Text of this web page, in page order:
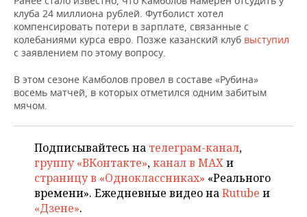
ВОЛЕЙБОЛ
КИБЕРСПОРТ
ФИГУРНОЕ КАТАНИЕ
ВОДНЫЕ ВИДЫ СПОРТА
ХОККЕЙ С МЯЧОМ
ИСТОРИЯ
КУЛЬТУРА
МЕДИЦИНА
ОБРАЗОВАНИЕ
ПРОИСШЕСТВИЯ
СПИСОК ПЕРСОН
СПИСОК КОМПАНИЙ
ПОЛНАЯ ВЕРСИЯ
клуба 24 миллиона рублей. Футболист хотел
компенсировать потери в зарплате, связанные с
колебаниями курса евро. Позже казанский клуб выступил
с заявлением по этому вопросу.
В этом сезоне Камболов провел в составе «Рубина»
восемь матчей, в которых отметился одним забитым
мячом.
Подписывайтесь на телеграм-канал,
группу «ВКонтакте»,канал в MAXи
страницу в «Одноклассниках» «Реального
времени». Ежедневные видео наRutube и
«Дзене».